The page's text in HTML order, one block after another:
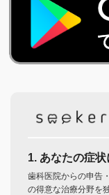
1. あなたの症
歯科医院からの申告
の得意な治療分野を